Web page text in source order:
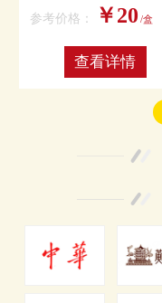
参考价格： ￥20 /盒
查看详情